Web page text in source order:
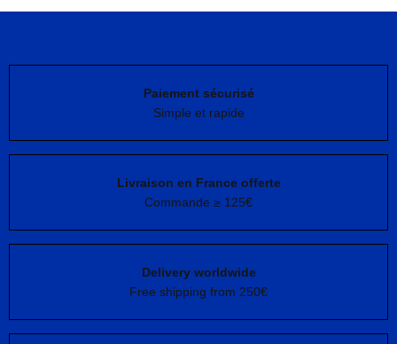
Paiement sécurisé
Simple et rapide
Livraison en France offerte
Commande ≥ 125€
Delivery worldwide
Free shipping from 250€